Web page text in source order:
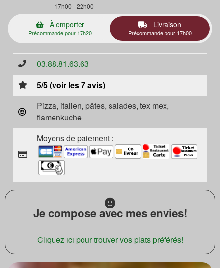
17h00 - 22h00
À emporter
Précommande pour 17h20
Livraison
Précommande pour 17h00
03.88.81.63.63
5/5 (voir les 7 avis)
Pizza, italien, pâtes, salades, tex mex,
flamenkuche
Moyens de paiement :
Je compose avec mes envies!
Cliquez ici pour trouver vos plats préférés!